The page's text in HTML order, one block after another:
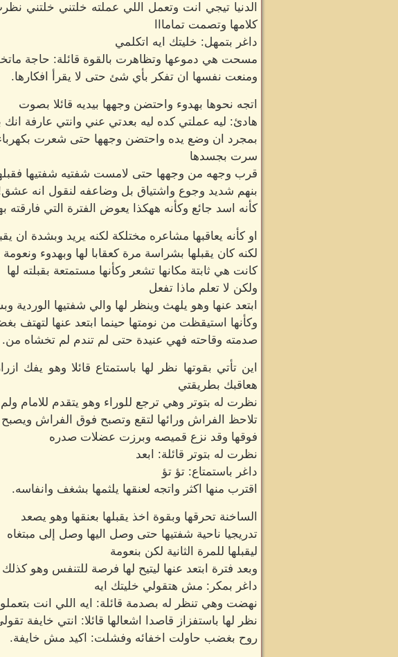
الدنيا تيجي انت وتعمل اللي عملته خلتني
كلامها وتصمت تمامااا
داغر بتمهل: خليتك ايه اتكلمي
مسحت هي دموعها وتظاهرت بالقوة قائلة: حاجة
ومنعت نفسها ان تفكر بأي شئ حتى لا يقرأ افكارها.
اتجه نحوها بهدوء واحتضن وجهها بيديه قائلا بصوت
هادئ: ليه عملتي كده ليه بعدتي عني وانتي عارفة
بمجرد ان وضع يده واحتضن وجهها حتى شعرت
سرت بجسدها
قرب وجهه من وجهها حتى لامست شفتيه شفتيها
بنهم شديد وجوع واشتياق بل وضاعفه لنقول انه
كأنه اسد جائع وكأنه ههكذا يعوض الفترة التي فارقته
او كأنه يعاقبها مشاعره مختلكة لكنه يريد وبشدة ان
لكنه كان يقبلها بشراسة مرة كعقابا لها وبهدوء
كانت هي ثابتة مكانها تشعر وكأنها مستمتعة بقبلته لها
ولكن لا تعلم ماذا تفعل
ابتعد عنها وهو يلهث وينظر لها والي شفتيها الوردية
وكأنها استيقظت من نومتها حينما ابتعد عنها
صدمته وقاحته فهي عنيدة حتى لم تندم لم تخشاه من.
اين تأتي بقوتها نظر لها باستمتاع قائلا وهو يفك
هعاقبك بطريقتي
نظرت له بتوتر وهي ترجع للوراء وهو يتقدم للامام ولم
تلاحظ الفراش ورائها لتقع وتصبح فوق الفراش
فوقها وقد نزع قميصه وبرزت عضلات صدره
نظرت له بتوتر قائلة: ابعد
داغر باستمتاع: تؤ تؤ
اقترب منها اكثر واتجه لعنقها يلثمها بشغف وانفاسه.
الساخنة تحرقها وبقوة اخذ يقبلها بعنقها وهو يصعد
تدريجيا ناحية شفتيها حتى وصل اليها وصل إلى مبتغاه
ليقبلها للمرة الثانية لكن بنعومة
وبعد فترة ابتعد عنها ليتيح لها فرصة للتنفس وهو كذلك
داغر بمكر: مش هتقولي خليتك ايه
نهضت وهي تنظر له بصدمة قائلة: ايه اللي انت
نظر لها باستفزاز قاصدا اشعالها قائلا: انتي خايفة
روح بغضب حاولت اخفائه وفشلت: اكيد مش خايفة.